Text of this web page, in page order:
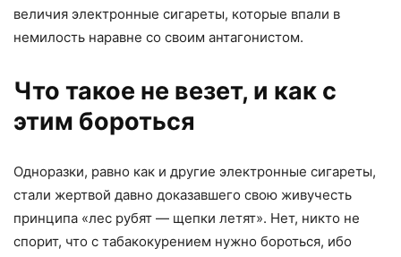
величия электронные сигареты, которые впали в
немилость наравне со своим антагонистом.
Что такое не везет, и как с
этим бороться
Одноразки, равно как и другие электронные сигареты,
стали жертвой давно доказавшего свою живучесть
принципа «лес рубят — щепки летят». Нет, никто не
спорит, что с табакокурением нужно бороться, ибо